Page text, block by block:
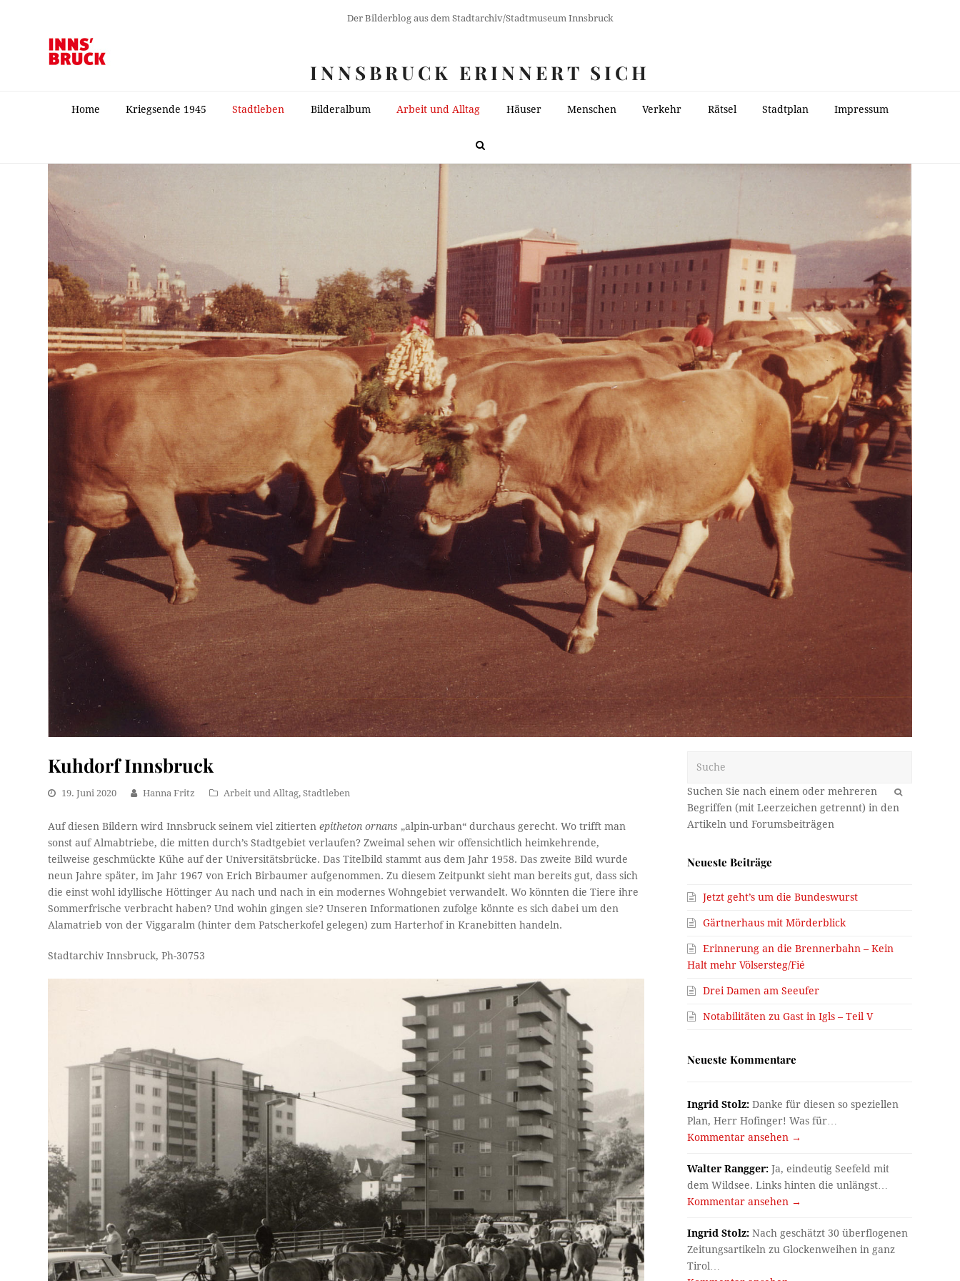
Der Bilderblog aus dem Stadtarchiv/Stadtmuseum Innsbruck
INNSBRUCK ERINNERT SICH
Home Kriegsende 1945 Stadtleben Bilderalbum Arbeit und Alltag Häuser Menschen Verkehr Rätsel Stadtplan Impressum
Kuhdorf Innsbruck
19. Juni 2020 Hanna Fritz Arbeit und Alltag,Stadtleben
Auf diesen Bildern wird Innsbruck seinem viel zitiertenepitheton ornans„alpin-urban“ durchaus gerecht. Wo trifft man
sonst auf Almabtriebe, die mitten durch’s Stadtgebiet verlaufen? Zweimal sehen wir offensichtlich heimkehrende,
teilweise geschmückte Kühe auf der Universitätsbrücke. Das Titelbild stammt aus dem Jahr 1958. Das zweite Bild wurde
neun Jahre später, im Jahr 1967 von Erich Birbaumer aufgenommen. Zu diesem Zeitpunkt sieht man bereits gut, dass sich
die einst wohl idyllische Höttinger Au nach und nach in ein modernes Wohngebiet verwandelt. Wo könnten die Tiere ihre
Sommerfrische verbracht haben? Und wohin gingen sie? Unseren Informationen zufolge könnte es sich dabei um den
Alamatrieb von der Viggaralm (hinter dem Patscherkofel gelegen) zum Harterhof in Kranebitten handeln.
Stadtarchiv Innsbruck, Ph-30753
OK
Neueste Beiträge
Jetzt geht’s um die Bundeswurst
Gärtnerhaus mit Mörderblick
Erinnerung an die Brennerbahn – Kein
Halt mehr Völsersteg/Fié
Drei Damen am Seeufer
Notabilitäten zu Gast in Igls – Teil V
Neueste Kommentare
Ingrid Stolz: Danke für diesen so speziellen
Plan, Herr Hofinger! Was für…
Kommentar ansehen →
Walter Rangger: Ja, eindeutig Seefeld mit
dem Wildsee. Links hinten die unlängst…
Kommentar ansehen →
Ingrid Stolz: Nach geschätzt 30 überflogenen
Zeitungsartikeln zu Glockenweihen in ganz
Tirol…